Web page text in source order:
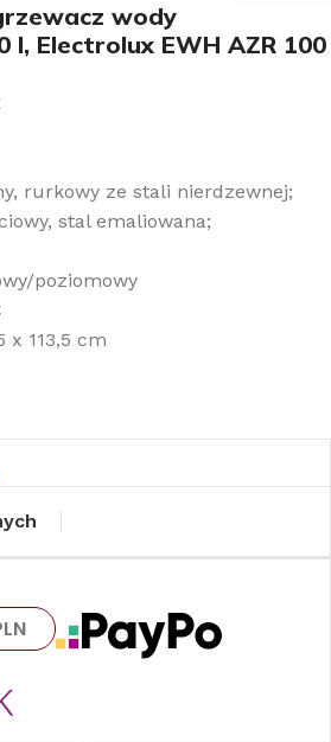
wody
l, Electrolux EWH AZR 100
rurkowy ze stali nierdzewnej;
stal emaliowana;
poziomowy
x 113,5 cm